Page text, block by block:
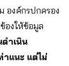
องค์กรปกครอง
องให้ข้อมูล
ำเนิน
แนะ แต่ไม่